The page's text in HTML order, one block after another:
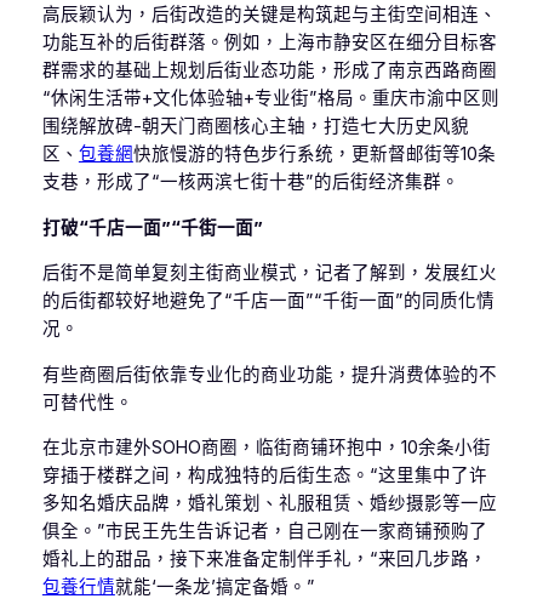
高辰颖认为，后街改造的关键是构筑起与主街空间相连、
功能互补的后街群落。例如，上海市静安区在细分目标客
群需求的基础上规划后街业态功能，形成了南京西路商圈
“休闲生活带+文化体验轴+专业街”格局。重庆市渝中区则
围绕解放碑-朝天门商圈核心主轴，打造七大历史风貌
区、 包養網快旅慢游的特色步行系统，更新督邮街等10条
支巷，形成了“一核两滨七街十巷”的后街经济集群。
打破“千店一面”“千街一面”
后街不是简单复刻主街商业模式，记者了解到，发展红火
的后街都较好地避免了“千店一面”“千街一面”的同质化情
况。
有些商圈后街依靠专业化的商业功能，提升消费体验的不
可替代性。
在北京市建外SOHO商圈，临街商铺环抱中，10余条小街
穿插于楼群之间，构成独特的后街生态。“这里集中了许
多知名婚庆品牌，婚礼策划、礼服租赁、婚纱摄影等一应
俱全。”市民王先生告诉记者，自己刚在一家商铺预购了
婚礼上的甜品，接下来准备定制伴手礼，“来回几步路，
包養行情就能‘一条龙’搞定备婚。”